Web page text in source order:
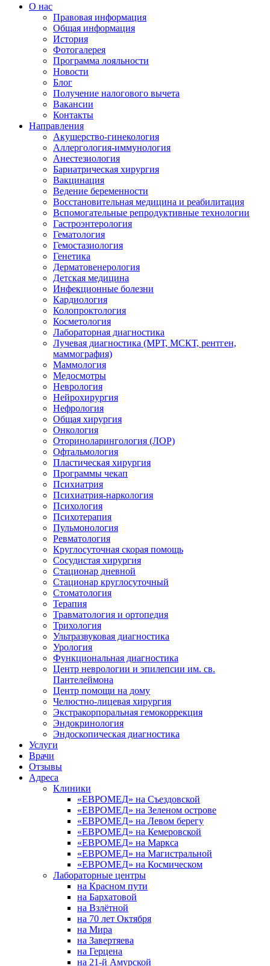
О нас
Правовая информация
Общая информация
История
Фотогалерея
Программа лояльности
Новости
Блог
Получение налогового вычета
Вакансии
Контакты
Направления
Акушерство-гинекология
Аллергология-иммунология
Анестезиология
Бариатрическая хирургия
Вакцинация
Ведение беременности
Восстановительная медицина и реабилитация
Вспомогательные репродуктивные технологии
Гастроэнтерология
Гематология
Гемостазиология
Генетика
Дерматовенерология
Детская медицина
Инфекционные болезни
Кардиология
Колопроктология
Косметология
Лабораторная диагностика
Лучевая диагностика (МРТ, МСКТ, рентген,
маммография)
Маммология
Медосмотры
Неврология
Нейрохирургия
Нефрология
Общая хирургия
Онкология
Оториноларингология (ЛОР)
Офтальмология
Пластическая хирургия
Программы чекап
Психиатрия
Психиатрия-наркология
Психология
Психотерапия
Пульмонология
Ревматология
Круглосуточная скорая помощь
Сосудистая хирургия
Стационар дневной
Стационар круглосуточный
Стоматология
Терапия
Травматология и ортопедия
Трихология
Ультразвуковая диагностика
Урология
Функциональная диагностика
Центр неврологии и эпилепсии им. св.
Пантелеймона
Центр помощи на дому
Челюстно-лицевая хирургия
Экстракорпоральная гемокоррекция
Эндокринология
Эндоскопическая диагностика
Услуги
Врачи
Отзывы
Адреса
Клиники
«ЕВРОМЕД» на Съездовской
«ЕВРОМЕД» на Зеленом острове
«ЕВРОМЕД» на Левом берегу
«ЕВРОМЕД» на Кемеровской
«ЕВРОМЕД» на Маркса
«ЕВРОМЕД» на Магистральной
«ЕВРОМЕД» на Космическом
Лабораторные центры
на Красном пути
на Бархатовой
на Взлётной
на 70 лет Октября
на Мира
на Завертяева
на Герцена
на 21-й Амурской